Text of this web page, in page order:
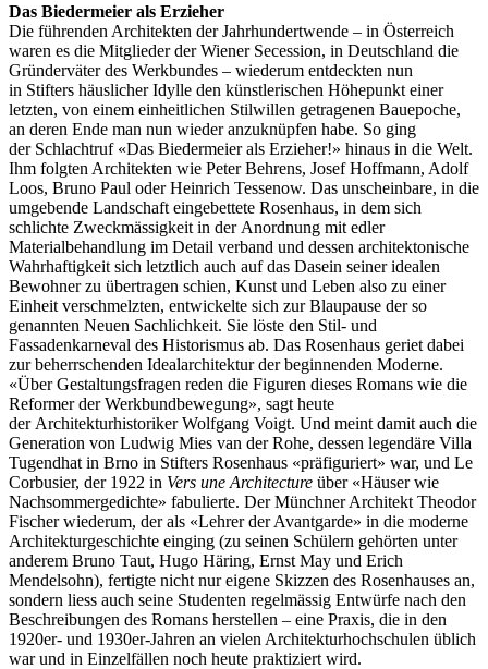
Das Biedermeier als Erzieher
Die führenden Architekten der Jahrhundertwende – in Österreich
waren es die Mitglieder der Wiener Secession, in Deutschland die
Gründerväter des Werkbundes – wiederum entdeckten nun
in Stifters häuslicher Idylle den künstlerischen Höhepunkt einer
letzten, von einem einheitlichen Stilwillen getragenen Bauepoche,
an deren Ende man nun wieder anzuknüpfen habe. So ging
der Schlachtruf «Das Biedermeier als Erzieher!» hinaus in die Welt.
Ihm folgten Architekten wie Peter Behrens, Josef Hoffmann, Adolf
Loos, Bruno Paul oder Heinrich Tessenow. Das unscheinbare, in die
umgebende Landschaft eingebettete Rosenhaus, in dem sich
schlichte Zweckmässigkeit in der Anordnung mit edler
Materialbehandlung im Detail verband und dessen architektonische
Wahrhaftigkeit sich letztlich auch auf das Dasein seiner idealen
Bewohner zu übertragen schien, Kunst und Leben also zu einer
Einheit verschmelzten, entwickelte sich zur Blaupause der so
genannten Neuen Sachlichkeit. Sie löste den Stil- und
Fassadenkarneval des Historismus ab. Das Rosenhaus geriet dabei
zur beherrschenden Idealarchitektur der beginnenden Moderne.
«Über Gestaltungsfragen reden die Figuren dieses Romans wie die
Reformer der Werkbundbewegung», sagt heute
der Architekturhistoriker Wolfgang Voigt. Und meint damit auch die
Generation von Ludwig Mies van der Rohe, dessen legendäre Villa
Tugendhat in Brno in Stifters Rosenhaus «präfiguriert» war, und Le
Corbusier, der 1922 in Vers une Architecture über «Häuser wie
Nachsommergedichte» fabulierte. Der Münchner Architekt Theodor
Fischer wiederum, der als «Lehrer der Avantgarde» in die moderne
Architekturgeschichte einging (zu seinen Schülern gehörten unter
anderem Bruno Taut, Hugo Häring, Ernst May und Erich
Mendelsohn), fertigte nicht nur eigene Skizzen des Rosenhauses an,
sondern liess auch seine Studenten regelmässig Entwürfe nach den
Beschreibungen des Romans herstellen – eine Praxis, die in den
1920er- und 1930er-Jahren an vielen Architekturhochschulen üblich
war und in Einzelfällen noch heute praktiziert wird.